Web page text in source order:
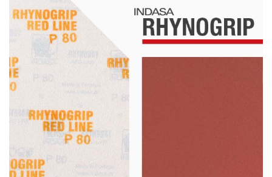
Schleif-Handpads
Zubehör/Hilfsmittel
Kleben & Beschichten
Spachteln
Lackieren
Polieren